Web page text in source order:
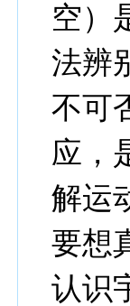
空）
法辨
不可
应，
解运
要想
认识